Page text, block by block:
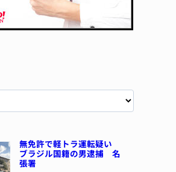
無免許で軽トラ運転疑い
ブラジル国籍の男逮捕 名
張署